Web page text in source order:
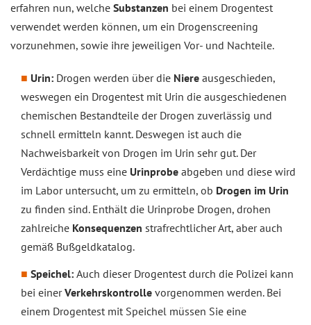
erfahren nun, welche Substanzen bei einem Drogentest
verwendet werden können, um ein Drogenscreening
vorzunehmen, sowie ihre jeweiligen Vor- und Nachteile.
Urin: Drogen werden über die Niere ausgeschieden,
weswegen ein Drogentest mit Urin die ausgeschiedenen
chemischen Bestandteile der Drogen zuverlässig und
schnell ermitteln kannt. Deswegen ist auch die
Nachweisbarkeit von Drogen im Urin sehr gut. Der
Verdächtige muss eine Urinprobe abgeben und diese wird
im Labor untersucht, um zu ermitteln, ob Drogen im Urin
zu finden sind. Enthält die Urinprobe Drogen, drohen
zahlreiche Konsequenzen strafrechtlicher Art, aber auch
gemäß Bußgeldkatalog.
Speichel: Auch dieser Drogentest durch die Polizei kann
bei einerVerkehrskontrolle vorgenommen werden. Bei
einem Drogentest mit Speichel müssen Sie eine